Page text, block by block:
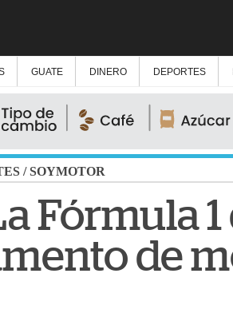
GUATE DINERO DEPORTES
/SOYMOTOR
Fórmula
de